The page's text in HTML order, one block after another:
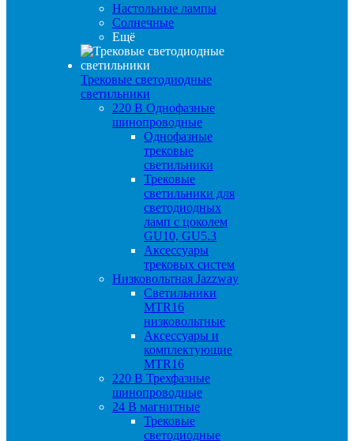
Настольные лампы
Солнечные
Ещё
Трековые светодиодные
светильники
220 B Однофазные
шинопроводные
Однофазные
трековые
светильники
Трековые
светильники для
светодиодных
ламп с цоколем
GU10, GU5.3
Аксессуары
трековых систем
Низковольтная Jazzway
Светильники
MTR16
низковольтные
Аксессуары и
комплектующие
MTR16
220 B Трехфазные
шинопроводные
24 B магнитные
Трековые
светодиодные